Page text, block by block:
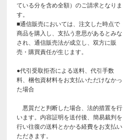
ている分を含め全額）のご請求となりま
す。
■通信販売においては、注文した時点で
商品を購入し、支払う意思があるとみな
され、通信販売法が成立し、双方に販
売・購買責任が生じます。
●代引受取拒否による送料、代引手数
料、梱包資材料をお支払いただけなかっ
た場合
悪質だと判断した場合、法的措置を行
います。内容証明を送付後、簡易裁判を
行い往復の送料とかかる経費をお支払い
ただきます。